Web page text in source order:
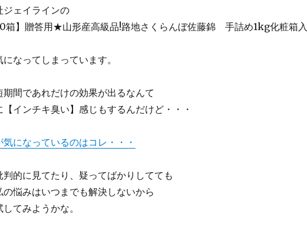
ジェイラインの
箱】贈答用★山形産高級品!路地さくらんぼ佐藤錦 手詰め1kg化粧箱入
になってしまっています。
期間であれだけの効果が出るなんて
【インチキ臭い】感じもするんだけど・・・
気になっているのはコレ・・・
判的に見てたり、疑ってばかりしてても
の悩みはいつまでも解決しないから
てみようかな。